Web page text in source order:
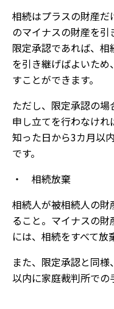
相続はプラスの財産
のマイナスの財産を引
限定承認であれば、
を引き継げばよいた
すことができます。
ただし、限定承認の
申し立てを行わなけ
知った日から3カ月以
です。
・ 相続放棄
相続人が被相続人の
ること。マイナスの
には、相続をすべて放
また、限定承認と同
以内に家庭裁判所での